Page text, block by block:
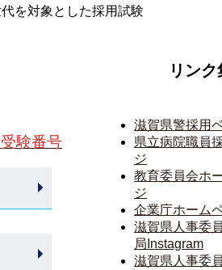
を対象とした採用試験
験番号
リンク
滋賀県警採用
県立病院職員
ジ
教育委員会ホ
ジ
企業庁ホーム
滋賀県人事委
局Instagram
滋賀県人事委